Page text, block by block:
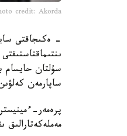
credit: Akorda
– ەكىجاقتى
سۇلتان حايسام
ساپارمەن
پرەمەر-